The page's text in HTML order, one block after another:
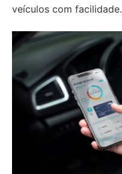
veículos com facilidade.